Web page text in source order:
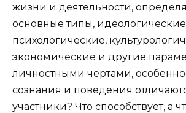
жизни и деятельности,
основные типы,
психологические,
экономические и другие
личностными чертами,
сознания и поведения
участники? Что способствует, а